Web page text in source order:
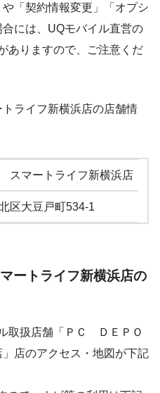
や「契約情報変更」「オプシ
には、UQモバイル直営の
ありますので、ご注意くだ
ライフ新横浜店の店舗情
マートライフ新横浜店
区大豆戸町534-1
トライフ新横浜店の
取扱店舗「ＰＣ ＤＥＰＯ
店のアクセス・地図が下記